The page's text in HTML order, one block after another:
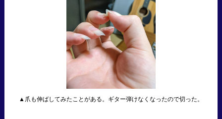
▲爪も伸ばしてみたことがある。ギター弾けなくなったので切った。